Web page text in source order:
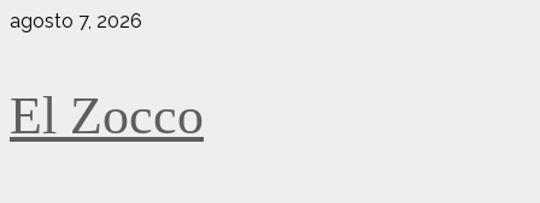
Saltar
agosto 7, 2026
El Zocco